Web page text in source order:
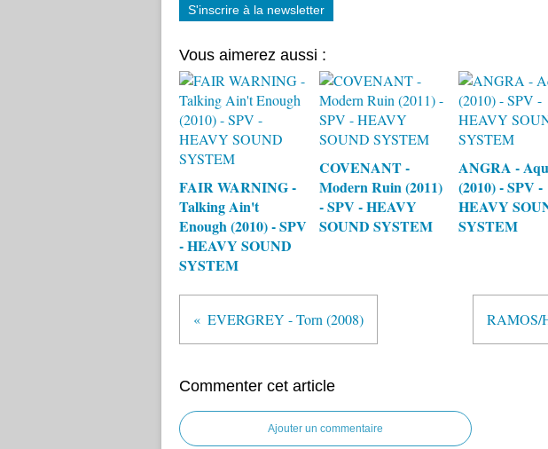
S'inscrire à la newsletter
Vous aimerez aussi :
FAIR WARNING -
Talking Ain't
Enough (2010) - SPV
- HEAVY SOUND
SYSTEM
COVENANT -
Modern Ruin (2011)
- SPV - HEAVY
SOUND SYSTEM
ANGRA -
(2010) - SPV -
HEAVY
SYSTEM
EVERGREY - Torn (2008) RAMOS/
Commenter cet article
Ajouter un commentaire